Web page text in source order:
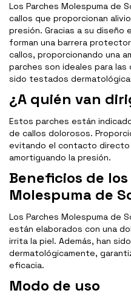
Los Parches Molespuma de
callos que proporcionan
presión. Gracias a su diseño
forman una barrera
callos, proporcionando una
parches son ideales para
sido testados
¿A quién van
Estos parches están
de callos dolorosos.
evitando el contacto directo
amortiguando la presión.
Beneficios de
Molespuma de
Los Parches Molespuma de
están elaborados con una
irrita la piel. Además, han
dermatológicamente,
eficacia.
Modo de uso